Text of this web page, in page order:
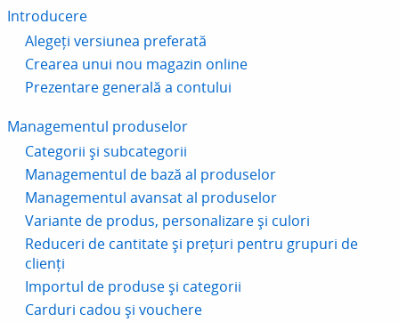
Introducere
Alegeți versiunea preferată
Crearea unui nou magazin online
Prezentare generală a contului
Managementul produselor
Categorii și subcategorii
Managementul de bază al produselor
Managementul avansat al produselor
Variante de produs, personalizare și culori
Reduceri de cantitate și prețuri pentru grupuri de
clienți
Importul de produse și categorii
Carduri cadou și vouchere